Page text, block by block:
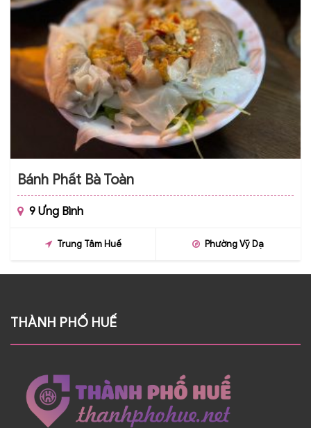
Bánh Phất Bà Toàn
9 Ưng Bình
Trung Tâm Huế Phường Vỹ Dạ
THÀNH PHỐ HUẾ